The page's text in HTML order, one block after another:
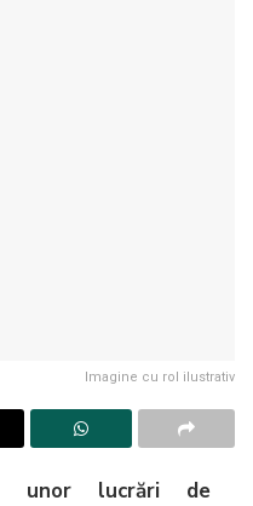
Imagine cu rol ilustrativ
unor lucrări de